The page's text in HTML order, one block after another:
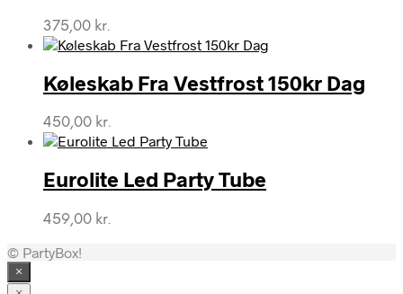
375,00 kr.
Køleskab Fra Vestfrost 150kr Dag
450,00 kr.
Eurolite Led Party Tube
459,00 kr.
© PartyBox!
×